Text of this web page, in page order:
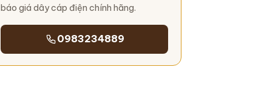
báo giá dây cáp điện chính hãng.
0983234889